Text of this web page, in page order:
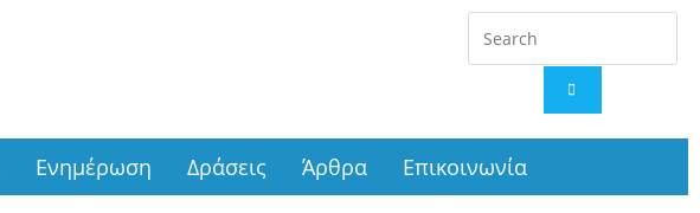
Ενημέρωση Δράσεις Άρθρα Επικοινωνία